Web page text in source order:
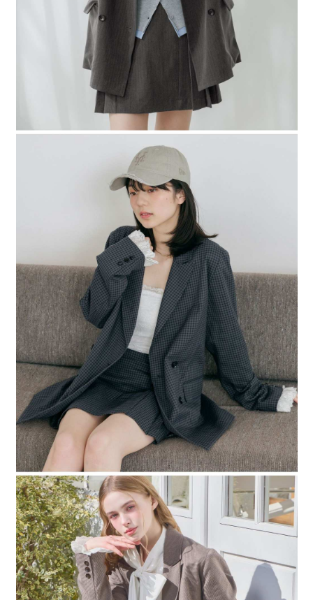
易，需依本服務之必要範圍內提供個人資料，並將交易相關給付款項請求債
權轉讓予恩沛科技股份有限公司。
２．關於個人資料處理事宜，請瀏覽以下網址：
https://aftee.tw/terms/#terms3
３．未成年的使用者請事先徵得法定代理人或監護人之同意方可使用
「AFTEE先享後付」，若未經同意申辦者引起之損失，本公司不負相關責
４．使用「AFTEE先享後付」時，將依據個別帳號之用戶狀況，依本公司即
時審查核予不同之上限額度；若仍有額度不足之情形，本公司將視審查結果
請求用戶進行身份認證。
５．嚴禁一人註冊多個帳號或使用他人資訊註冊。若發現惡意使用之情形，
恩沛科技股份有限公司將有權停止該用戶之使用額度並採取法律行動。